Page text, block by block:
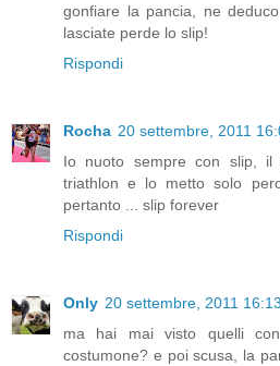
gonfiare la pancia, ne
lasciate perde lo slip!
Rispondi
Rocha 20 settembre, 2011
Io nuoto sempre con slip,
triathlon e lo metto solo
pertanto ... slip forever
Rispondi
Only 20 settembre, 2011 16:13
ma hai mai visto quelli
costumone? e poi scusa, la